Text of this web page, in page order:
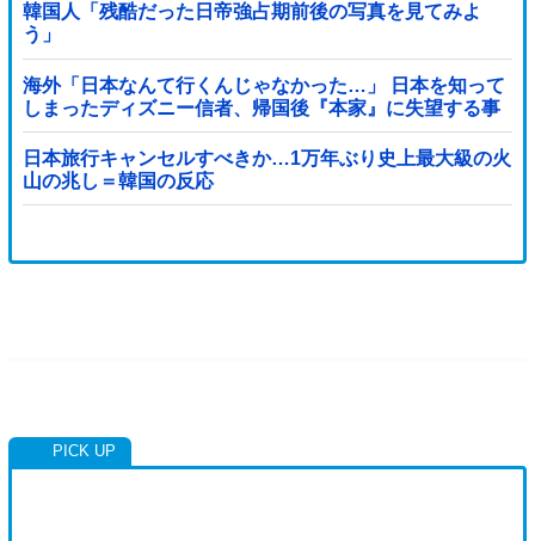
韓国人「残酷だった日帝強占期前後の写真を見てみよ
う」
海外「日本なんて行くんじゃなかった…」 日本を知って
しまったディズニー信者、帰国後『本家』に失望する事
態に
日本旅行キャンセルすべきか…1万年ぶり史上最大級の火
山の兆し＝韓国の反応